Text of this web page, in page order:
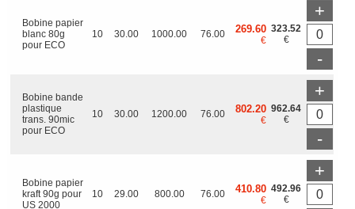
Bobine papier
blanc 80g
pour ECO
10 30.00 1000.00 76.00 269.60
€
323.52
€
+
-
Bobine bande
plastique
trans. 90mic
pour ECO
10 30.00 1200.00 76.00 802.20
€
962.64
€
+
-
Bobine papier
kraft 90g pour
US 2000
10 29.00 800.00 76.00 410.80
€
492.96
€
+